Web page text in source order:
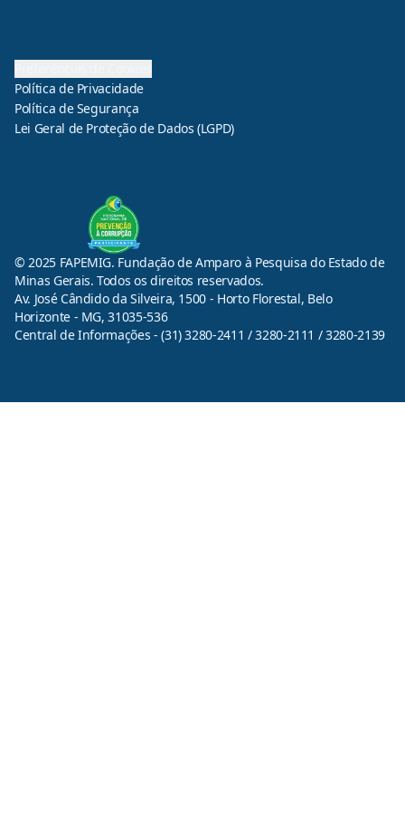
Política de Privacidade
Política de Segurança
Lei Geral de Proteção de Dados (LGPD)
© 2025 FAPEMIG. Fundação de Amparo à Pesquisa do Estado de
Minas Gerais. Todos os direitos reservados.
Av. José Cândido da Silveira, 1500 - Horto Florestal, Belo
Horizonte - MG, 31035-536
Central de Informações - (31) 3280-2411 / 3280-2111 / 3280-2139